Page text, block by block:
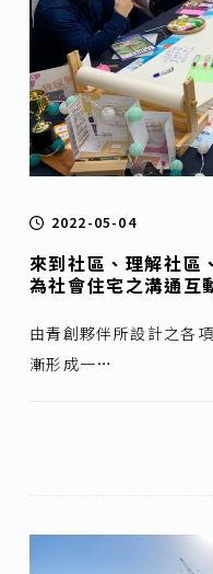
2022-05-04
來到社區、理解社
為社會住宅之溝通互
由青創夥伴所設計之各
漸形成一…